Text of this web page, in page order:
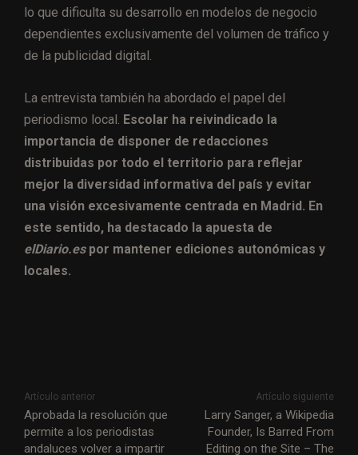
lo que dificulta su desarrollo en modelos de negocio
dependientes exclusivamente del volumen de tráfico y
de la publicidad digital.
La entrevista también ha abordado el papel del
periodismo local. Escolar ha reivindicado la
importancia de disponer de redacciones
distribuidas por todo el territorio para reflejar
mejor la diversidad informativa del país y evitar
una visión excesivamente centrada en Madrid. En
este sentido, ha destacado la apuesta de
elDiario.espor mantener ediciones autonómicas y
locales.
Artículo anterior
Aprobada la resolución que
permite a los periodistas
andaluces volver a impartir
Artículo siguiente
Larry Sanger, a Wikipedia
Founder, Is Barred From
Editing on the Site – The